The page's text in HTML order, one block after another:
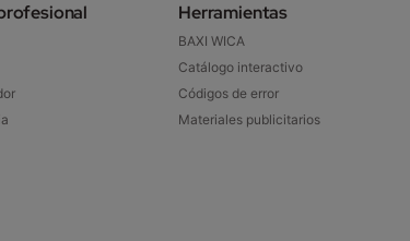
Herramientas
BAXI WICA
Catálogo interactivo​
Códigos de error
Materiales publicitarios​